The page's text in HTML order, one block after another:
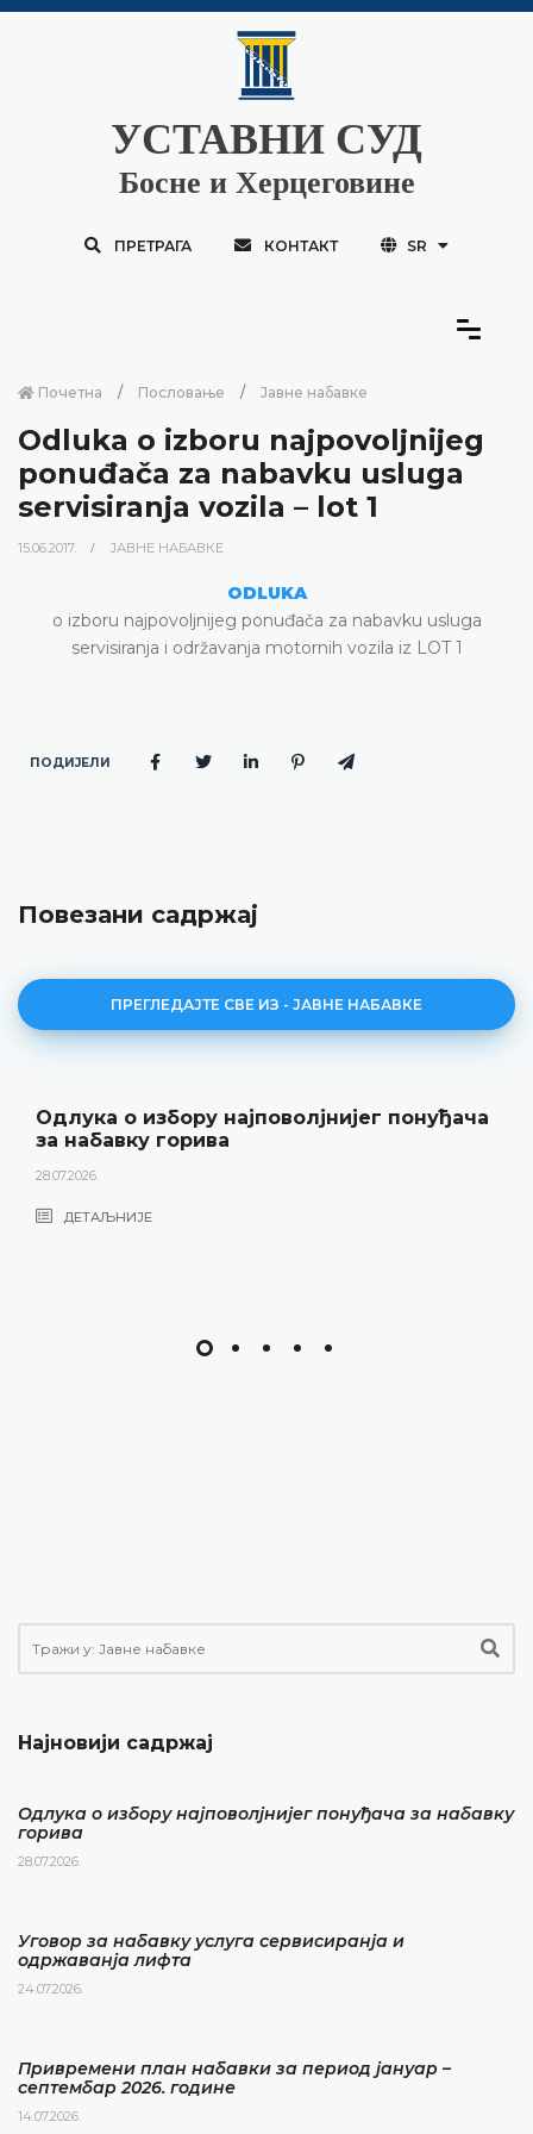
УСТАВНИ СУД
Босне и Херцеговине
ПРЕТРАГА КОНТАКТ SR
Почетна Пословање Јавне набавке
Odluka o izboru najpovoljnijeg
ponuđača za nabavku usluga
servisiranja vozila – lot 1
15.06.2017. ЈАВНЕ НАБАВКЕ
ODLUKA
o izboru najpovoljnijeg ponuđača za nabavku usluga
servisiranja i održavanja motornih vozila iz LOT 1
ПОДИЈЕЛИ
Повезани садржај
ПРЕГЛЕДАЈТЕ СВЕ ИЗ - ЈАВНЕ НАБАВКЕ
Одлука о избору најповолјнијег понуђача
за набавку горива
28.07.2026.
ДЕТАЉНИЈЕ
Најновији садржај
Одлука о избору најповолјнијег понуђача за набавку
горива
28.07.2026.
Уговор за набавку услуга сервисиранја и
одржаванја лифта
24.07.2026.
Привремени план набавки за период јануар –
септембар 2026. године
14.07.2026.